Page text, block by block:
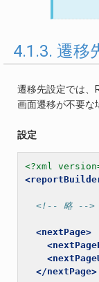
4.1.3. 遷移
遷移先設定では、
画面遷移が不要な
設定
<?xml
<!-- 略 -->
<nextPage>
</nextPage>